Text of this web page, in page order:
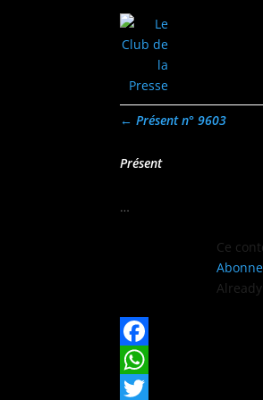
←Présent n° 9603
Présent
…
Ce
Facebook
WhatsApp